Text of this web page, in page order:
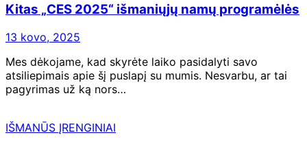
Kitas „CES 2025“ išmaniųjų namų programėlės
13 kovo, 2025
Mes dėkojame, kad skyrėte laiko pasidalyti savo
atsiliepimais apie šį puslapį su mumis. Nesvarbu, ar tai
pagyrimas už ką nors…
IŠMANŪS ĮRENGINIAI